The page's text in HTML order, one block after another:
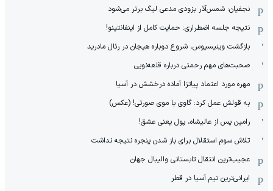
نجفیان: شمس‌آذر بزودی مدعی لیگ برتر می‌شود
نتیجه جلسه اضطراری: حمایت کامل از اینفانتینو!
بازگشت وینیسیوس، شروع دوباره هیجان در رئال مادرید
صحبت‌های مهم رحمتی درباره قلعه‌نویی
مهره مورد اعتماد پیاتزا آماده درخشش در آسیا
به قولش عمل کرد: گاوی با موی صورتی! (عکس)
رامین پس از عالیشاه، پول یعنی عشق!
تلاش سوم استقلال برای باز شدن پنجره نتیجه نداشت
عجیب‌ترین انتقال تابستانی والیبال جهان
ایرانی‌ترین تیم آسیا در قطر